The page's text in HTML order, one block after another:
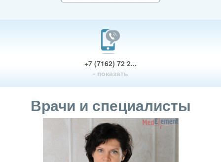
+7 (7162) 72 2...
- показать
Врачи и специалисты